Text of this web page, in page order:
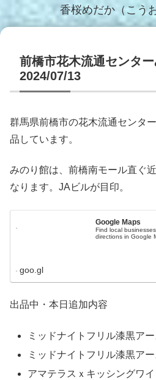
香桜めだか（こう
前橋市花木流通センタ
2024/07/13
群馬県前橋市の花木流通センタ
品しています。
みのり館は、前橋南モール直ぐ
なります。JAビルが目印。
Google Maps
Find local
directions in Google
goo.gl
出品中・本日追加内容
ミッドナイトフリル漆黒アー
ミッドナイトフリル漆黒ア
アマテラスｘキッシングワ